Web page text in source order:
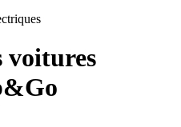
voitures